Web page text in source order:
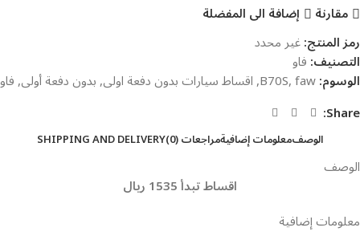
مقارنة
إضافة الى المفضلة
رمز المنتج:غير محدد
التصنيف:فاو
الوسوم: B70S,faw
,اقساط سيارات بدون دفعة اولى,بدون دفعة أولى,فاو
Share:
الوصفمعلومات إضافيةمراجعات (0) SHIPPING AND DELIVERY
الوصف
اقساط تبدأ 1535 ريال
معلومات إضافية